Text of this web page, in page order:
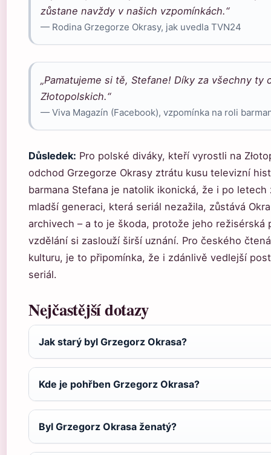
zůstane navždy v našich vzpomínkách.“
— Rodina Grzegorze Okrasy, jak uvedla TVN24
„Pamatujeme si tě, Stefane! Díky za všechny ty
Złotopolskich.“
— Viva Magazín (Facebook), vzpomínka na roli
Důsledek: Pro polské diváky, kteří vyrostli na
odchod Grzegorze Okrasy ztrátu kusu televizní
barmana Stefana je natolik ikonická, že i po
mladší generaci, která seriál nezažila, zůstává
archivech – a to je škoda, protože jeho režisérská
vzdělání si zaslouží širší uznání. Pro českého
kulturu, je to připomínka, že i zdánlivě vedlejší
seriál.
Nejčastější dotazy
Jak starý byl Grzegorz Okrasa?
Kde je pohřben Grzegorz Okrasa?
Byl Grzegorz Okrasa ženatý?